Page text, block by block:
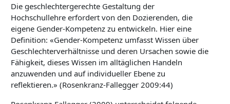
Die geschlechtergerechte Gestaltung der
Hochschullehre erfordert von den Dozierenden, die
eigene Gender-Kompetenz zu entwickeln. Hier eine
Definition: «Gender-Kompetenz umfasst Wissen über
Geschlechterverhältnisse und deren Ursachen sowie die
Fähigkeit, dieses Wissen im alltäglichen Handeln
anzuwenden und auf individueller Ebene zu
reflektieren.» (Rosenkranz-Fallegger 2009:44)